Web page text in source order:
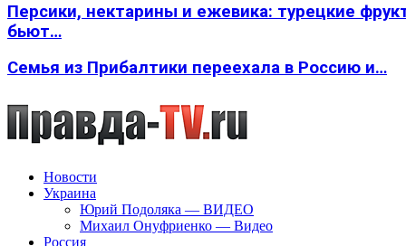
Персики, нектарины и ежевика: турецкие
бьют…
Семья из Прибалтики переехала в Россию и…
Новости
Украина
Юрий Подоляка — ВИДЕО
Михаил Онуфриенко — Видео
Россия